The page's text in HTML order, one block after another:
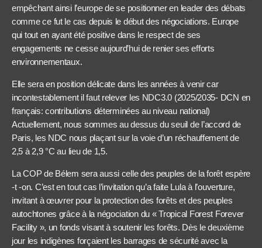
empêchant ainsi l’europe de se positionner en leader des débats
comme ce fut le cas depuis le début des négociations. Europe
qui tout en ayant été positive dans le respect de ses
engagements ne cesse aujourd’hui de renier ses efforts
environnementaux.
Elle sera en position délicate dans les années à venir car
incontestablement il faut relever les NDC3.0 (2025/2035- DCN en
français: contributions déterminées au niveau national)
Actuellement, nous sommes au dessus du seuil de l’accord de
Paris, les NDC nous plaçant sur la voie d’un réchauffement de
2,5 à 2,9 °C au lieu de 1,5.
La COP de Bélem sera aussi celle des peuples de la forêt espère
-t -on. C’est en tout cas l’invitation qu’a faite Lula à l’ouverture,
invitant à œuvrer pour la protection des forêts et des peuples
autochtones grâce à la négociation du « Tropical Forest Forever
Facility », un fonds visant à soutenir les forêts. Dès le deuxième
jour les indigènes forçaient les barrages de sécurité avec la